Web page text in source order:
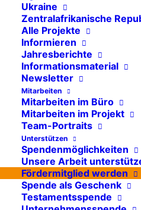
Ukraine
Zentralafrikanische
Alle Projekte
Informieren
Jahresberichte
Informationsmaterial
Newsletter
Mitarbeiten
Mitarbeiten im Büro
Mitarbeiten im Projekt
Team-Portraits
Unterstützen
Spendenmöglichkeiten
Unsere Arbeit
Fördermitglied werden
Spende als Geschenk
Testamentsspende
5. Juni 2025
Grace –
Herz und
Ambition